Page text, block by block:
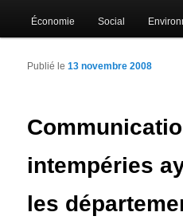
Économie Social
intempéries
les
Publié le13 novembre 2008